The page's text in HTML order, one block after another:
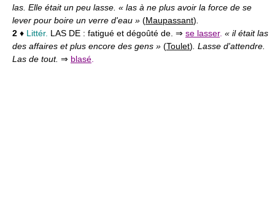
las. Elle était un peu lasse. « las à ne plus avoir la force de se
lever pour boire un verre d'eau » (Maupassant)
2 ♦ Littér. LAS DE : fatigué et dégoûté de. ⇒ se lasser. « il était las
des affaires et plus encore des gens » (Toulet) . Lasse d'attendre.
Las de tout. ⇒ blasé